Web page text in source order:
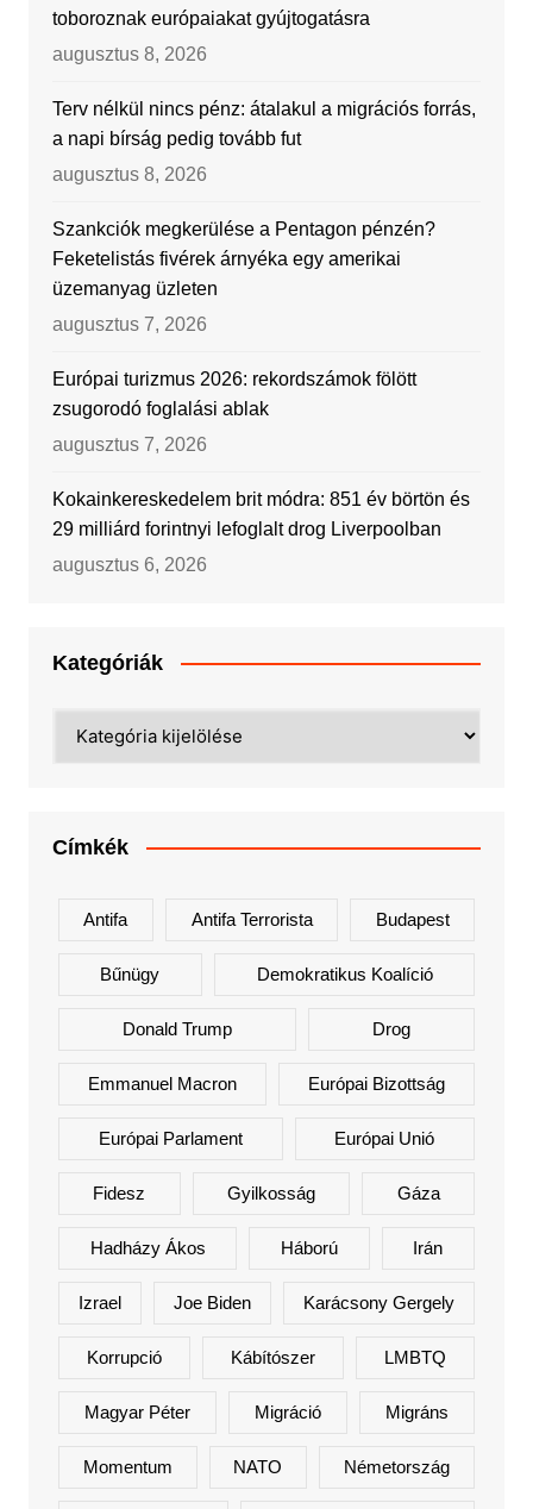
toboroznak európaiakat gyújtogatásra
augusztus 8, 2026
Terv nélkül nincs pénz: átalakul a migrációs forrás,
a napi bírság pedig tovább fut
augusztus 8, 2026
Szankciók megkerülése a Pentagon pénzén?
Feketelistás fivérek árnyéka egy amerikai
üzemanyag üzleten
augusztus 7, 2026
Európai turizmus 2026: rekordszámok fölött
zsugorodó foglalási ablak
augusztus 7, 2026
Kokainkereskedelem brit módra: 851 év börtön és
29 milliárd forintnyi lefoglalt drog Liverpoolban
augusztus 6, 2026
Kategóriák
Címkék
Antifa Antifa Terrorista Budapest
Bűnügy Demokratikus Koalíció
Donald Trump Drog
Emmanuel Macron Európai Bizottság
Európai Parlament Európai Unió
Fidesz Gyilkosság Gáza
Hadházy Ákos Háború Irán
Izrael Joe Biden Karácsony Gergely
Korrupció Kábítószer LMBTQ
Magyar Péter Migráció Migráns
Momentum NATO Németország